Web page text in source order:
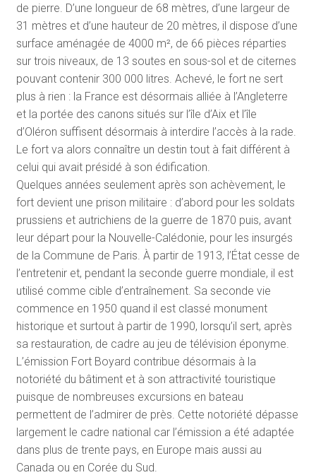
de pierre. D’une longueur de 68 mètres, d’une largeur de
31 mètres et d’une hauteur de 20 mètres, il dispose d’une
surface aménagée de 4000 m², de 66 pièces réparties
sur trois niveaux, de 13 soutes en sous-sol et de citernes
pouvant contenir 300 000 litres. Achevé, le fort ne sert
plus à rien : la France est désormais alliée à l’Angleterre
et la portée des canons situés sur l’île d’Aix et l’île
d’Oléron suffisent désormais à interdire l’accès à la rade.
Le fort va alors connaître un destin tout à fait différent à
celui qui avait présidé à son édification.
Quelques années seulement après son achèvement, le
fort devient une prison militaire : d’abord pour les soldats
prussiens et autrichiens de la guerre de 1870 puis, avant
leur départ pour la Nouvelle-Calédonie, pour les insurgés
de la Commune de Paris. À partir de 1913, l’État cesse de
l’entretenir et, pendant la seconde guerre mondiale, il est
utilisé comme cible d’entraînement. Sa seconde vie
commence en 1950 quand il est classé monument
historique et surtout à partir de 1990, lorsqu’il sert, après
sa restauration, de cadre au jeu de télévision éponyme.
L’émission Fort Boyard contribue désormais à la
notoriété du bâtiment et à son attractivité touristique
puisque de nombreuses excursions en bateau
permettent de l’admirer de près. Cette notoriété dépasse
largement le cadre national car l’émission a été adaptée
dans plus de trente pays, en Europe mais aussi au
Canada ou en Corée du Sud.